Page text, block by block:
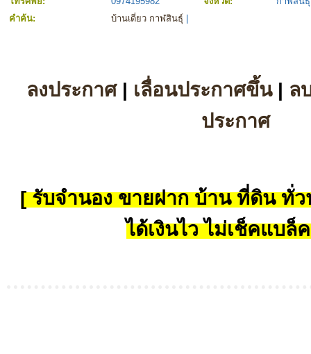
คำค้น:
บ้านเดี่ยว กาฬสินธุ์
ลงประกาศ| เลื่อนประกาศขึ้น| ล
ประกาศ
[ รับจำนอง ขายฝาก บ้าน ที่ดิน ทั่ว
ได้เงินไว ไม่เช็คแบล็